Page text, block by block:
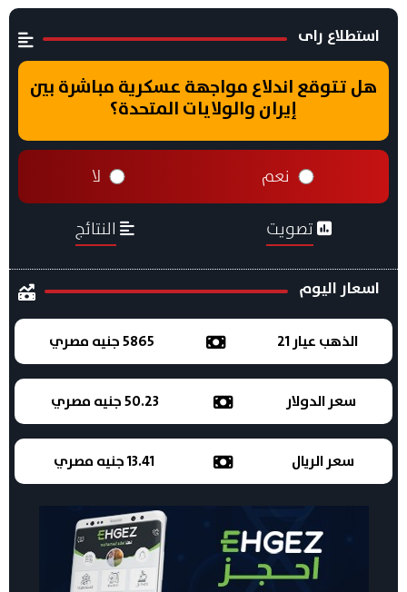
استطلاع راى
هل تتوقع اندلاع مواجهة عسكرية مباشرة بين
إيران والولايات المتحدة؟
نعم لا
تصويت النتائج
اسعار اليوم
الذهب عيار 21 5865 جنيه مصري
سعر الدولار 50.23 جنيه مصري
سعر الريال 13.41 جنيه مصري